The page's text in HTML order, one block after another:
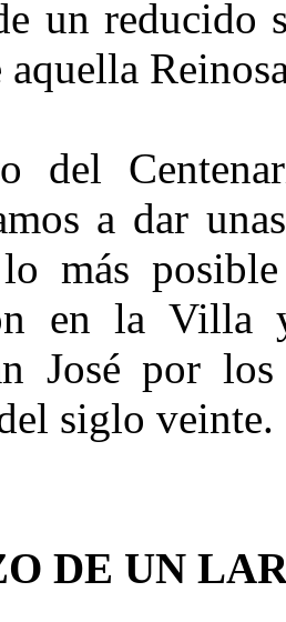
un reducido
aquella
del
a dar
lo más
en la Villa
José por
siglo veinte.
DE UN